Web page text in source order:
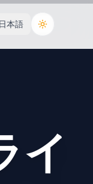
日本語 Toggle
イ